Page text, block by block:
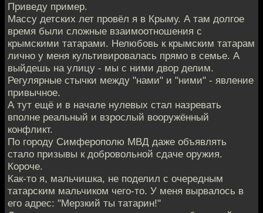
Приведу пример.
Массу детских лет провёл я в Крыму. А там долгое
время были сложные взаимоотношения с
крымскими татарами. Нелюбовь к крымским татарам
лично у меня культивировалась прямо в семье. А
выйдешь на улицу - мы с ними двор делим.
Регулярные стычки между "нами" и "ними" - явление
привычное.
А тут ещё и в начале нулевых стал назревать
вполне реальный и взрослый вооружённый
конфликт.
По городу Симферополю МВД даже объявлять
стало призывы к добровольной сдаче оружия.
Короче.
Как-то я, мальчишка, не поделил с очередным
татарским мальчиком чего-то. У меня вырвалось в
его адрес: "Мерзкий ты татарин!"